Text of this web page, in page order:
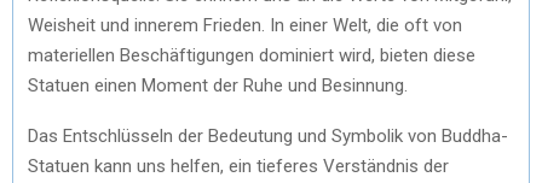
Weisheit und innerem Frieden. In einer Welt, die oft von
materiellen Beschäftigungen dominiert wird, bieten diese
Statuen einen Moment der Ruhe und Besinnung.
Das Entschlüsseln der Bedeutung und Symbolik von Buddha-
Statuen kann uns helfen, ein tieferes Verständnis der